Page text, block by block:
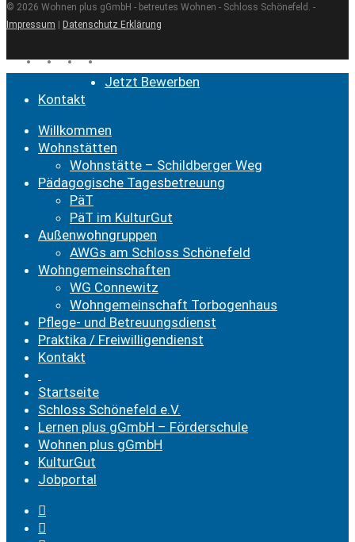
© 2026 Wohnen plus gGmbH - betreutes Wohnen - Schloss Schönefeld. -
Impressum
Datenschutz Erklärung
facebookyoutubeinstagram
email
Close
Jetzt Bewerben
Kontakt
Willkommen
Wohnstätten
Wohnstätte – Schildberger Weg
Pädagogische Tagesbetreuung
PäT
PäT im KulturGut
Außenwohngruppen
AWGs am Schloss Schönefeld
Wohngemeinschaften
WG Connewitz
Wohngemeinschaft Torbogenhaus
Pflege- und Betreuungsdienst
Praktika / Freiwilligendienst
Kontakt
Startseite
Schloss Schönefeld e.V.
Lernen plus gGmbH – Förderschule
Wohnen plus gGmbH
KulturGut
Jobportal